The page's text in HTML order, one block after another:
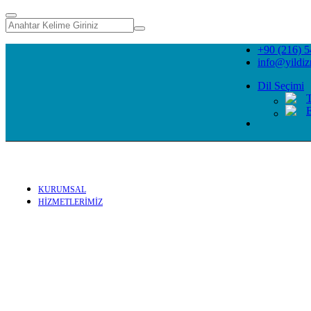
+90 (216)
Dil Seçimi
KURUMSAL
HİZMETLERİMİZ